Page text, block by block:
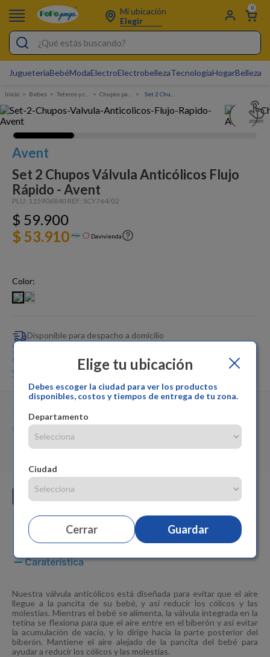
Mi ubicación
Elegir
0
¿Qué estás buscando?
JugueteriaBebéModaElectroElectrobellezaTecnologíaHogarBelleza
Elige tu ubicación
Debes escoger la ciudad para ver los productos
disponibles, costos y tiempos de entrega de tu zona.
Departamento
Ciudad
Cerrar Guardar
Bebes Teteros y chupos Chupos para teteros
Avent
Set 2 Chupos Válvula Anticólicos Flujo
Rápido - Avent
PLU: 115906840 REF: SCY764/02
$ 59.900
$ 53.910
Davivienda
Color:
Disponible para despacho a domicilio
Ver más
Disponible para retiro en tienda
Ver más
Vendido por:
Pepe Ganga
Cambios y devoluciones:
Garantía del producto:Pepe Ganga
Caraterística
Nuestra válvula anticólicos está diseñada para evitar que el aire
llegue a la pancita de su bebé, y así reducir los cólicos y las
molestias. Mientras el bebé se alimenta, la válvula integrada en la
tetina se flexiona para que el aire entre en el biberón y así evitar
la acumulación de vacío, y lo dirige hacia la parte posterior del
biberón. Mantiene el aire alejado de la pancita del bebé para
ayudar a reducir los cólicos y las molestias.
Pijamas
Figuras Toy Story
Carters
Silla Mecedora Bebé
Cartas Pokemon